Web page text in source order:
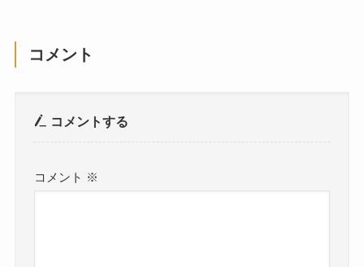
コメント
コメントする
コメント ※